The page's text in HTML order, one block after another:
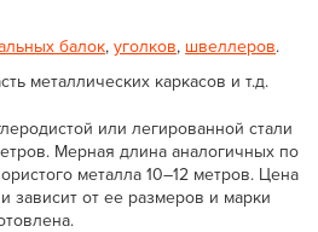
балок,уголков, швеллеров.
металлических каркасов и т.д.
или легированной стали
Мерная длина аналогичных по
металла 10–12 метров. Цена
зависит от ее размеров и марки